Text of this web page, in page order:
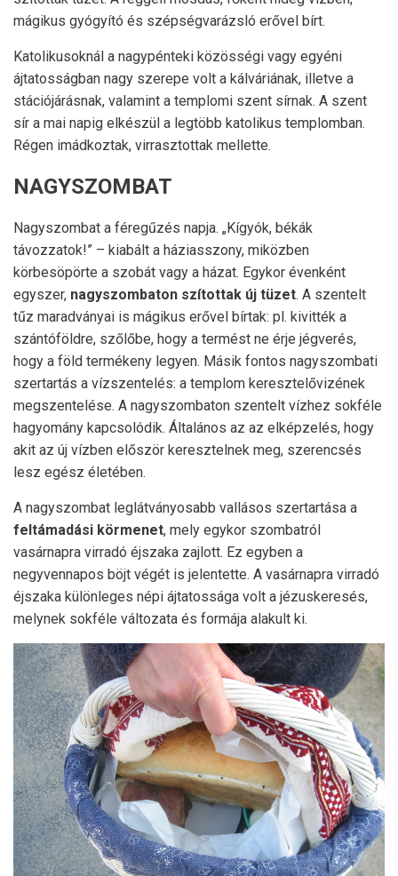
mágikus gyógyító és szépségvarázsló erővel bírt.
Katolikusoknál a nagypénteki közösségi vagy egyéni
ájtatosságban nagy szerepe volt a kálváriának, illetve a
stációjárásnak, valamint a templomi szent sírnak. A szent
sír a mai napig elkészül a legtöbb katolikus templomban.
Régen imádkoztak, virrasztottak mellette.
NAGYSZOMBAT
Nagyszombat a féregűzés napja. „Kígyók, békák
távozzatok!” – kiabált a háziasszony, miközben
körbesöpörte a szobát vagy a házat. Egykor évenként
egyszer, nagyszombaton szítottak új tüzet. A szentelt
tűz maradványai is mágikus erővel bírtak: pl. kivitték a
szántóföldre, szőlőbe, hogy a termést ne érje jégverés,
hogy a föld termékeny legyen. Másik fontos nagyszombati
szertartás a vízszentelés: a templom keresztelővizének
megszentelése. A nagyszombaton szentelt vízhez sokféle
hagyomány kapcsolódik. Általános az az elképzelés, hogy
akit az új vízben először keresztelnek meg, szerencsés
lesz egész életében.
A nagyszombat leglátványosabb vallásos szertartása a
feltámadási körmenet, mely egykor szombatról
vasárnapra virradó éjszaka zajlott. Ez egyben a
negyvennapos böjt végét is jelentette. A vasárnapra virradó
éjszaka különleges népi ájtatossága volt a jézuskeresés,
melynek sokféle változata és formája alakult ki.